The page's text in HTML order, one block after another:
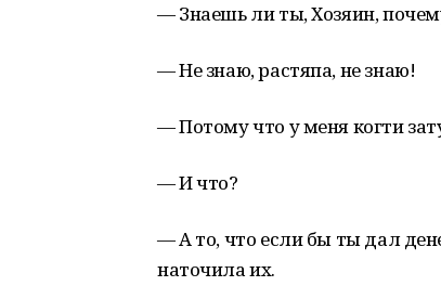
— Знаешь ли ты, Хозяин,
— Не знаю, растяпа, не знаю!
— Потому что у меня когти
— И что?
— А то, что если бы ты дал
наточила их.